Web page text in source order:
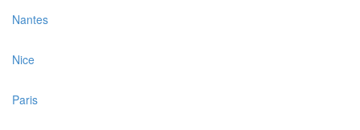
Nantes
Nice
Paris